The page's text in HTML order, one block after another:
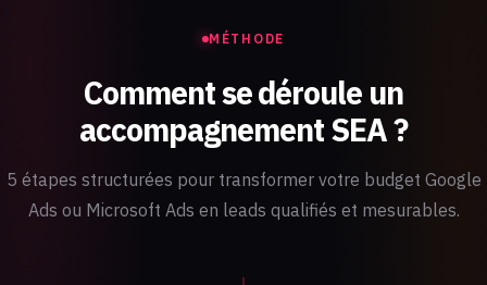
MÉTHODE
Comment se déroule un
accompagnement SEA ?
5 étapes structurées pour transformer votre budget Google
Ads ou Microsoft Ads en leads qualifiés et mesurables.